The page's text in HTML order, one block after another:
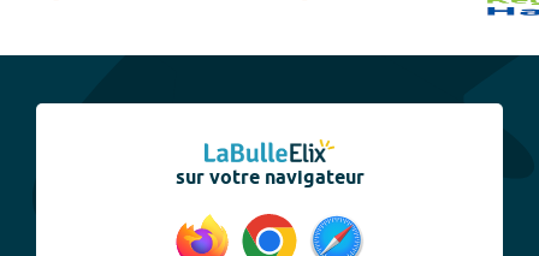
sur votre navigateur